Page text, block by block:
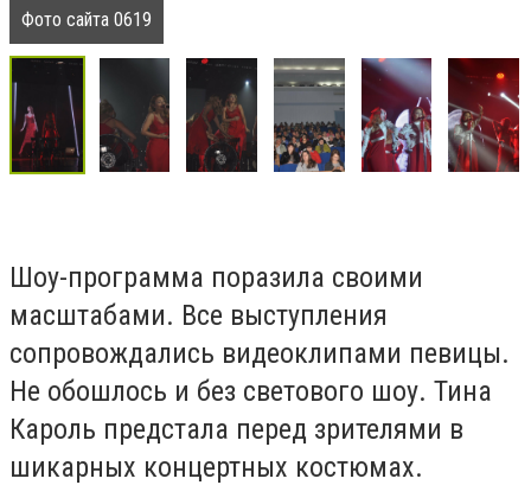
Фото сайта 0619
Шоу-программа поразила своими
масштабами. Все выступления
сопровождались видеоклипами певицы.
Не обошлось и без светового шоу. Тина
Кароль предстала перед зрителями в
шикарных концертных костюмах.